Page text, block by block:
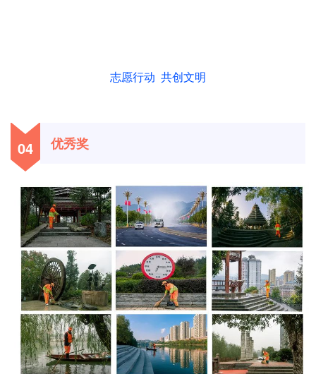
志愿行动 共创文明
04 优秀奖